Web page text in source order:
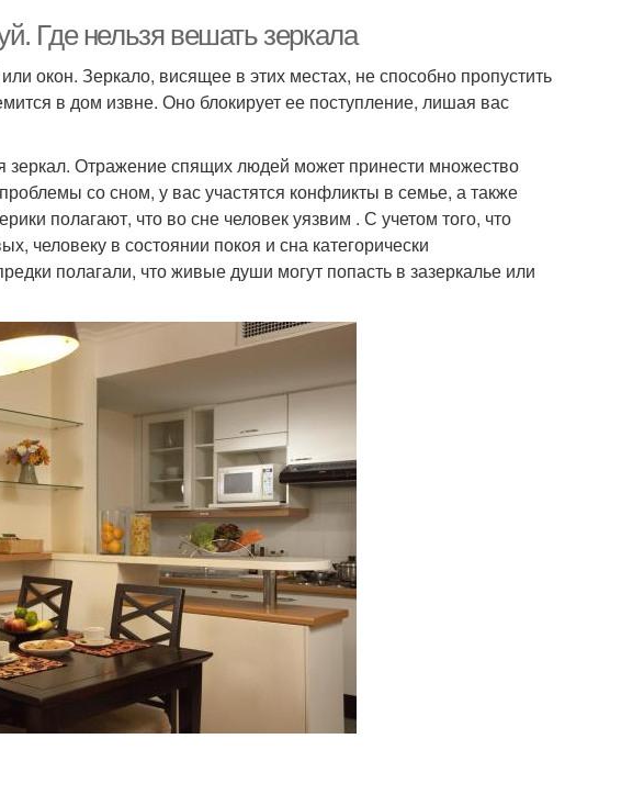
Где нельзя вешать зеркала
окон. Зеркало, висящее в этих местах, не способно пропустить
в дом извне. Оно блокирует ее поступление, лишая вас
Отражение спящих людей может принести множество
со сном, у вас участятся конфликты в семье, а также
полагают, что во сне человек уязвим . С учетом того, что
человеку в состоянии покоя и сна категорически
полагали, что живые души могут попасть в зазеркалье или